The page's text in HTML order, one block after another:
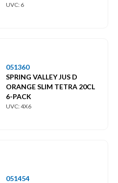
UVC: 6
051360
SPRING VALLEY JUS D
ORANGE SLIM TETRA 20CL
6-PACK
UVC: 4X6
051454